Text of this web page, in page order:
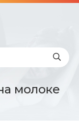
молоке